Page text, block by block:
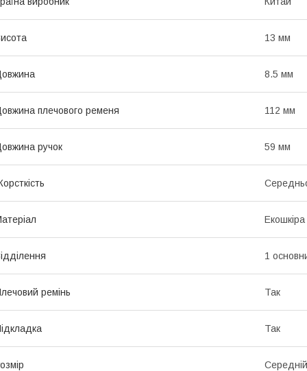
13 мм
8.5 мм
плечового ременя 112 мм
ручок 59 мм
Екошкіра
1
ремінь Так
Так
Середній